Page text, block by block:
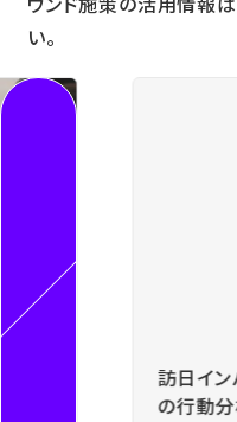
い。
訪日インバウンドマ
の行動分析から広